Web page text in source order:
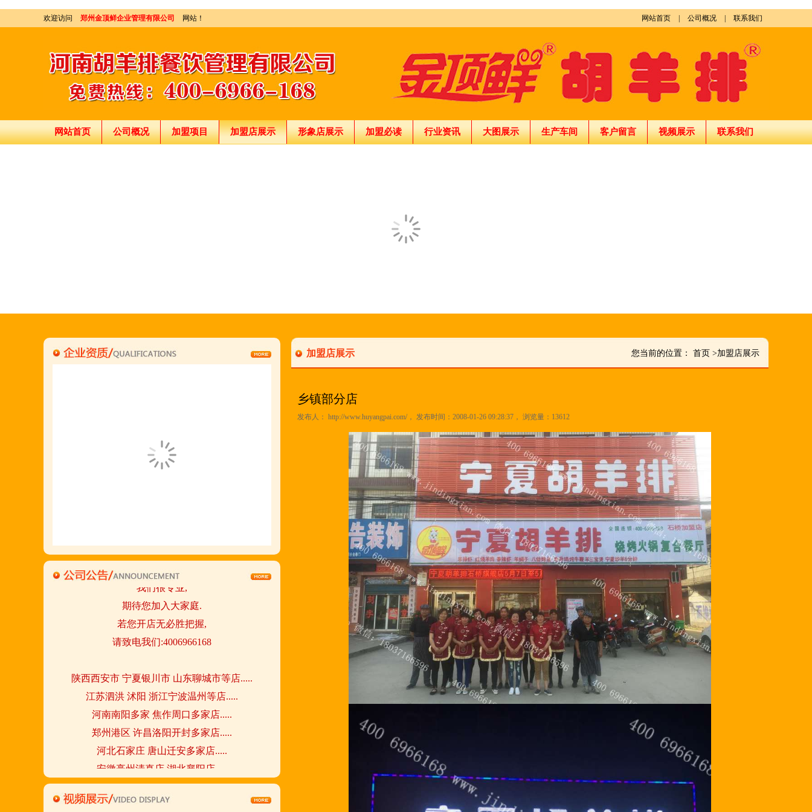
欢迎访问 郑州金顶鲜企业管理有限公司 网站！ 网站首页 公司概况 联系我们
网站首页 公司概况 加盟项目 加盟店展示 形象店展示 加盟必读 行业资讯 大图展示 生产车间 客户留言 视频展示 联系我们
刘东总经理:18903716928
何恒震总监:18037166596
金顶鲜宁夏特色系列胡羊排烧烤火锅复合餐厅
2018年持续火爆招商开店中.
期待您加入大家庭.
若您开店无必胜把握,
请致电我们:4006966168
江苏泗洪 沭阳 浙江宁波温州等店.....
河南南阳多家 焦作周口多家店.....
郑州港区 许昌洛阳开封多家店.....
河北石家庄 唐山迁安多家店.....
安徽亳州清真店 湖北襄阳店.....
山西晋城 阳泉等店.....
欢迎您到就近店品尝考察.
加盟店展示 您当前的位置： 首页 >加盟店展示
乡镇部分店
发布人： http://www.huyangpai.com/， 发布时间：2008-01-26 09:28:37， 浏览量：13612